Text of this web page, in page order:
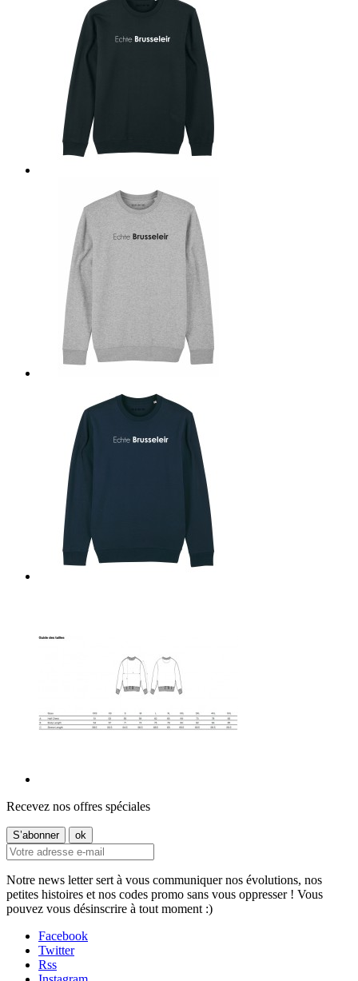
Recevez nos offres spéciales
Notre news letter sert à vous communiquer nos évolutions, nos
petites histoires et nos codes promo sans vous oppresser ! Vous
pouvez vous désinscrire à tout moment :)
Facebook
Twitter
Rss